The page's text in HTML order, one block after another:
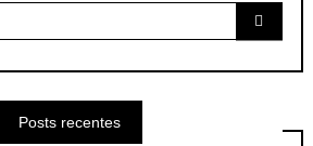
Posts recentes